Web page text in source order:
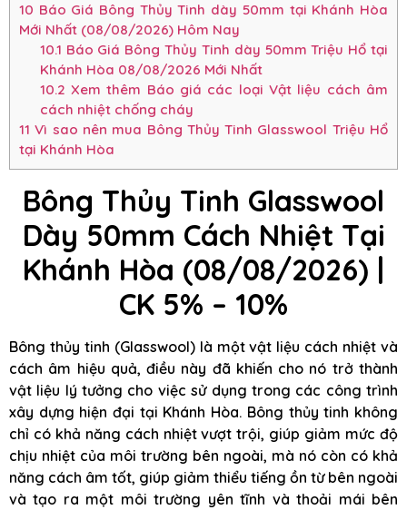
10 Báo Giá Bông Thủy Tinh dày 50mm tại Khánh Hòa
Mới Nhất (08/08/2026) Hôm Nay
10.1 Báo Giá Bông Thủy Tinh dày 50mm Triệu Hổ tại
Khánh Hòa 08/08/2026 Mới Nhất
10.2 Xem thêm Báo giá các loại Vật liệu cách âm
cách nhiệt chống cháy
11 Vì sao nên mua Bông Thủy Tinh Glasswool Triệu Hổ
tại Khánh Hòa
Bông Thủy Tinh Glasswool
Dày 50mm Cách Nhiệt Tại
Khánh Hòa (08/08/2026) |
CK 5% – 10%
Bông thủy tinh (Glasswool) là một vật liệu cách nhiệt và
cách âm hiệu quả, điều này đã khiến cho nó trở thành
vật liệu lý tưởng cho việc sử dụng trong các công trình
xây dựng hiện đại tại Khánh Hòa. Bông thủy tinh không
chỉ có khả năng cách nhiệt vượt trội, giúp giảm mức độ
chịu nhiệt của môi trường bên ngoài, mà nó còn có khả
năng cách âm tốt, giúp giảm thiểu tiếng ồn từ bên ngoài
và tạo ra một môi trường yên tĩnh và thoải mái bên